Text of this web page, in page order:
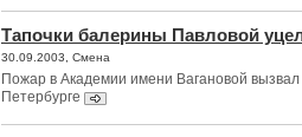
Тапочки балерины Павловой
30.09.2003, Смена
Пожар в Академии имени Вагановой
Петербурге